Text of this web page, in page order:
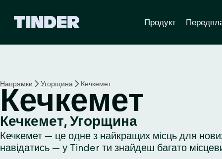
а
с
т
о
р
і
н
Продукт
Напрямки Угорщина Кечкемет
Кечкемет
Кечкемет, Угорщина
Кечкемет — це одне з найкращих місць для
навідатись — у Tinder ти знайдеш багато